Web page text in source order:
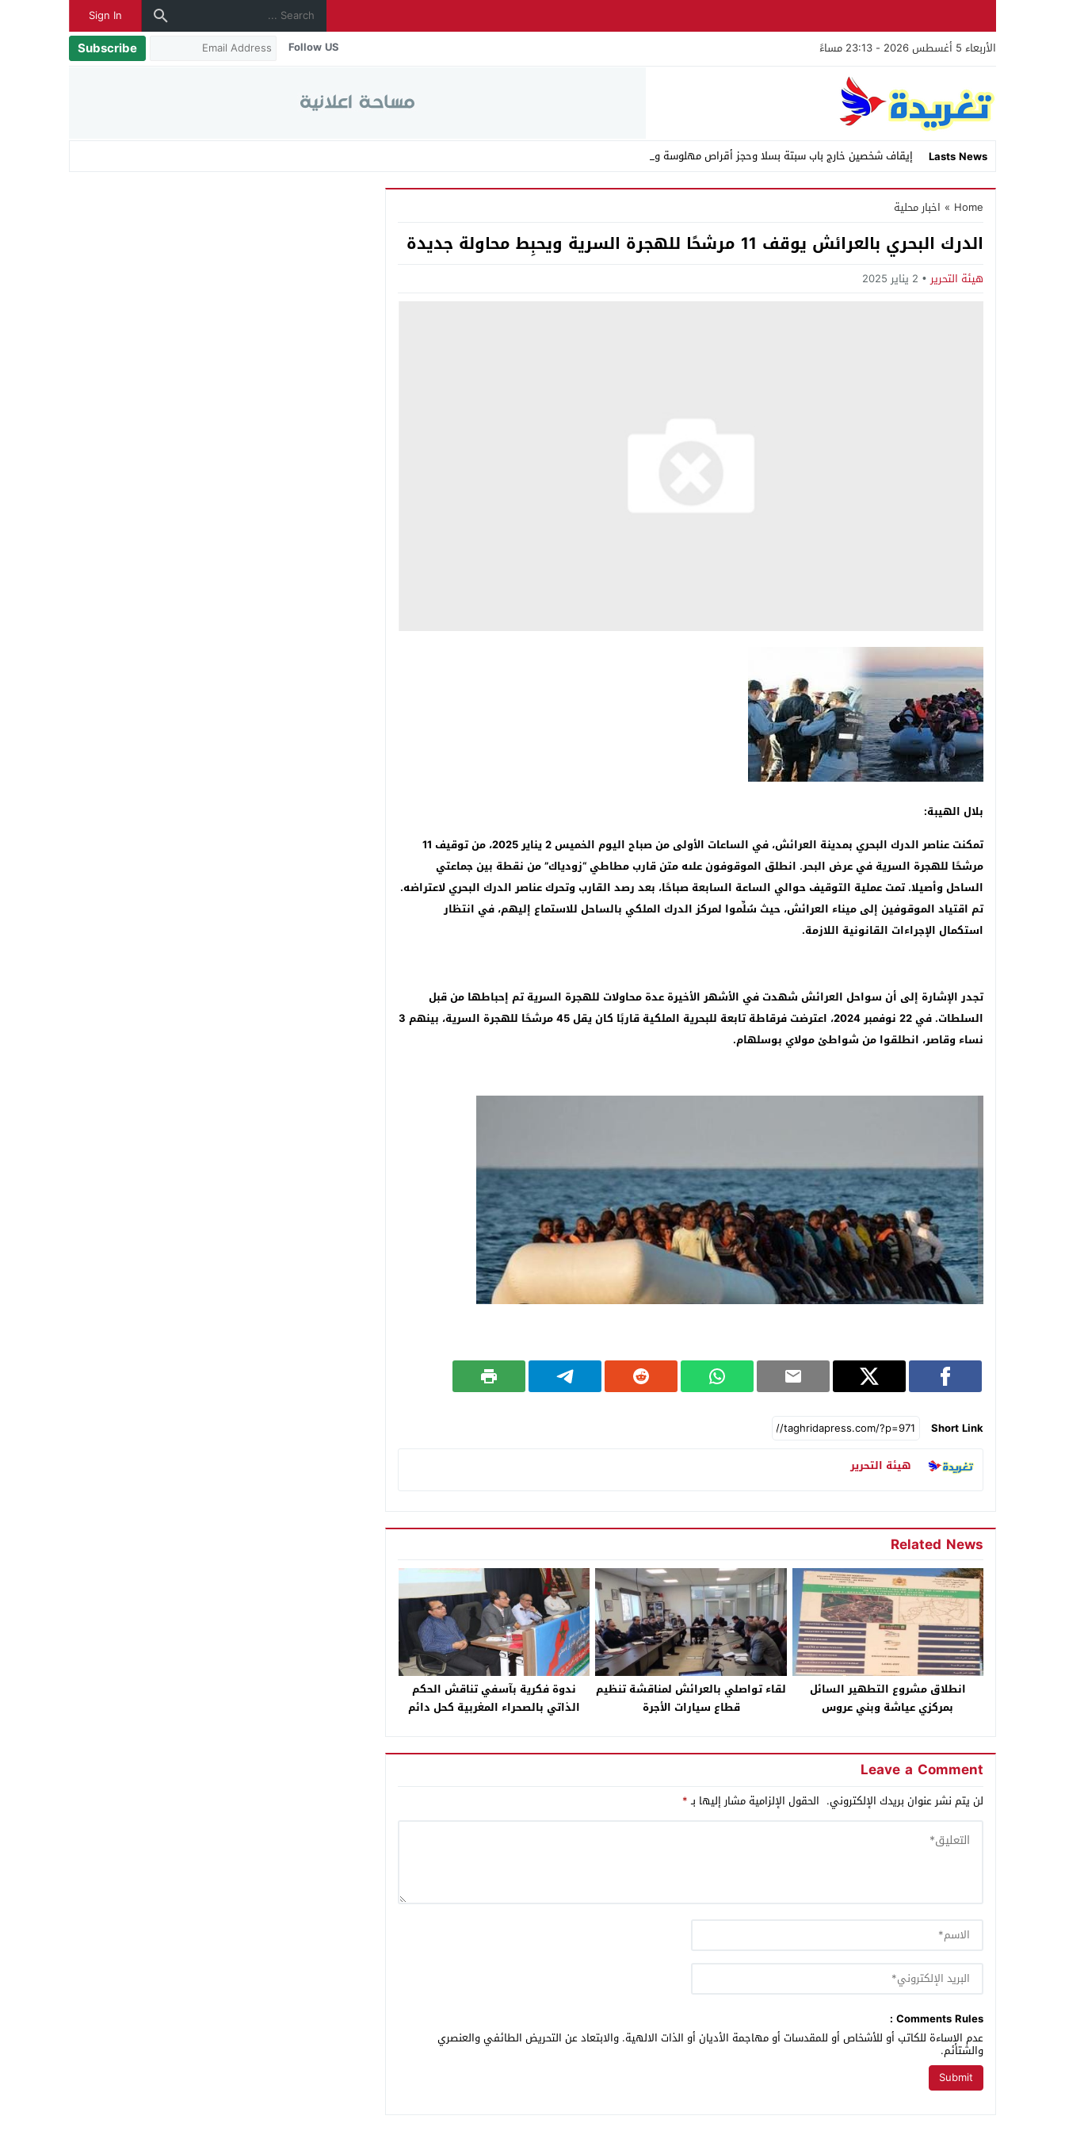
Sign In
الأربعاء 5 أغسطس 2026 - 23:13 مساءً
Follow US
Subscribe
Lasts News
إيقاف شخصين خارج باب سبتة بسلا وحجز أقراص مهلوسة ومخدر الشي _
Stop
Previous
Next
Home
» اخبار محلية
الدرك البحري بالعرائش يوقف 11 مرشحًا للهجرة السرية ويحبِط محاولة جديدة
هيئة التحرير 2 يناير 2025
بلال الهيبة:
تمكنت عناصر الدرك البحري بمدينة العرائش، في الساعات الأولى من صباح اليوم الخميس 2 يناير 2025، من توقيف 11
مرشحًا للهجرة السرية في عرض البحر. انطلق الموقوفون علىه متن قارب مطاطي “زودياك” من نقطة بين جماعتي
الساحل وأصيلا. تمت عملية التوقيف حوالي الساعة السابعة صباحًا، بعد رصد القارب وتحرك عناصر الدرك البحري لاعتراضه.
تم اقتياد الموقوفين إلى ميناء العرائش، حيث سُلِّموا لمركز الدرك الملكي بالساحل للاستماع إليهم، في انتظار
استكمال الإجراءات القانونية اللازمة.
تجدر الإشارة إلى أن سواحل العرائش شهدت في الأشهر الأخيرة عدة محاولات للهجرة السرية تم إحباطها من قبل
السلطات. في 22 نوفمبر 2024، اعترضت فرقاطة تابعة للبحرية الملكية قاربًا كان يقل 45 مرشحًا للهجرة السرية، بينهم 3
نساء وقاصر، انطلقوا من شواطئ مولاي بوسلهام.
Short Link
هيئة التحرير
Related News
انطلاق مشروع التطهير السائل
بمركزي عياشة وبني عروس
لقاء تواصلي بالعرائش لمناقشة تنظيم
قطاع سيارات الأجرة
ندوة فكرية بآسفي تناقش الحكم
الذاتي بالصحراء المغربية كحل دائم
Leave a Comment
لن يتم نشر عنوان بريدك الإلكتروني. الحقول الإلزامية مشار إليها بـ*
Comments Rules :
عدم الإساءة للكاتب أو للأشخاص أو للمقدسات أو مهاجمة الأديان أو الذات الالهية. والابتعاد عن التحريض الطائفي والعنصري
والشتائم.